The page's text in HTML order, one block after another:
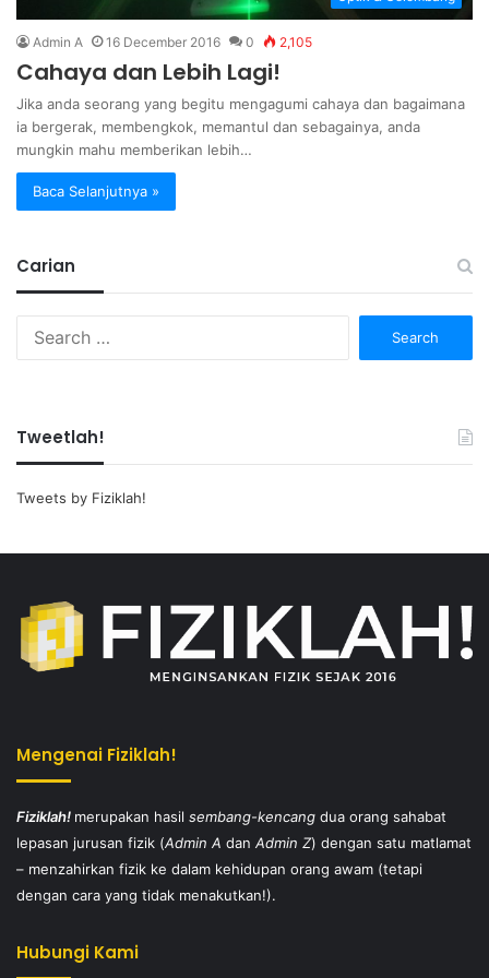
Admin A 16 December 2016 0 2,105
Cahaya dan Lebih Lagi!
Jika anda seorang yang begitu mengagumi cahaya dan bagaimana
ia bergerak, membengkok, memantul dan sebagainya, anda
mungkin mahu memberikan lebih…
Baca Selanjutnya »
Carian
Tweetlah!
Tweets by Fiziklah!
Mengenai Fiziklah!
Fiziklah! merupakan hasil sembang-kencang dua orang sahabat
lepasan jurusan fizik (Admin A dan Admin Z) dengan satu matlamat
– menzahirkan fizik ke dalam kehidupan orang awam (tetapi
dengan cara yang tidak menakutkan!).
Hubungi Kami